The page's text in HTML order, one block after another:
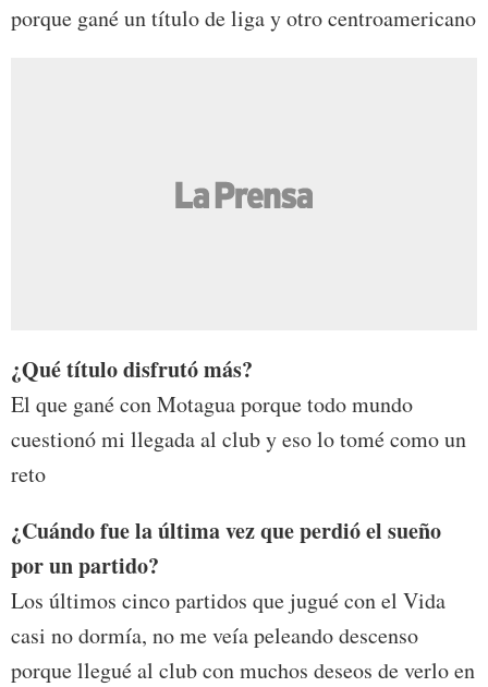
porque gané un título de liga y otro centroamericano
¿Qué título disfrutó más?
El que gané con Motagua porque todo mundo
cuestionó mi llegada al club y eso lo tomé como un
reto
¿Cuándo fue la última vez que perdió el sueño
por un partido?
Los últimos cinco partidos que jugué con el Vida
casi no dormía, no me veía peleando descenso
porque llegué al club con muchos deseos de verlo en